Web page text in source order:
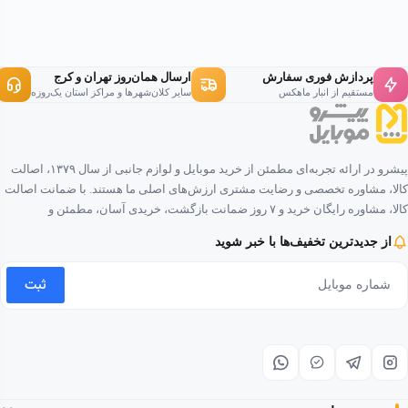
پردازش فوری سفارش
مستقیم از انبار ماهکس
ارسال همان‌روز تهران و کرج
سایر کلان‌شهرها و مراکز استان یک‌روزه
پیشرو در ارائه تجربه‌ای مطمئن از خرید موبایل و لوازم جانبی از سال ۱۳۷۹، اصالت
کالا، مشاوره تخصصی و رضایت مشتری ارزش‌های اصلی ما هستند. با ضمانت اصالت
کالا، مشاوره رایگان خرید و ۷ روز ضمانت بازگشت، خریدی آسان، مطمئن و
از جدیدترین تخفیف‌ها با خبر شوید
ثبت